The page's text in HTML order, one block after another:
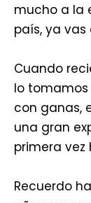
mucho a la
país, ya vas
Cuando
lo tomamos
con ganas,
una gran
primera vez
Recuerdo